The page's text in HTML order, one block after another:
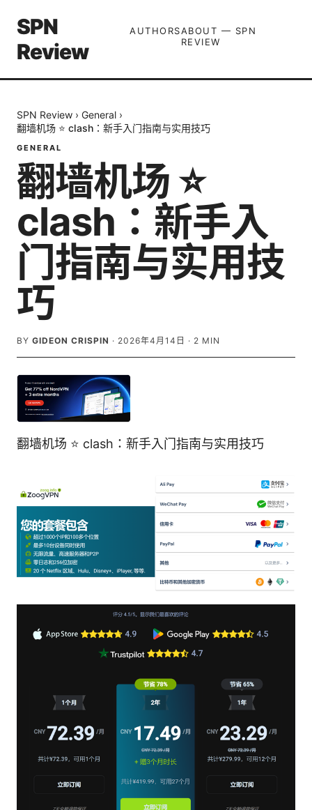
SPN
Review
AUTHORSABOUT — SPN
REVIEW
SPN Review › General ›
翻墙机场 ⭐ clash：新手入门指南与实用技巧
GENERAL
翻墙机场 ⭐
clash：新手入
门指南与实用技
巧
BY GIDEON CRISPIN · 2026年4月14日 · 2 MIN
翻墙机场 ⭐ clash：新手入门指南与实用技巧